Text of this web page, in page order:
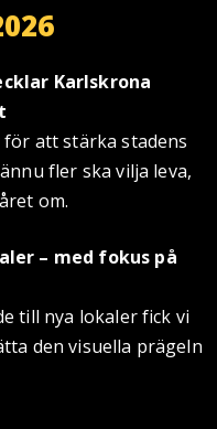
Karlskrona
att stärka stadens
fler ska vilja leva,
om.
– med fokus på
till nya lokaler fick vi
den visuella prägeln